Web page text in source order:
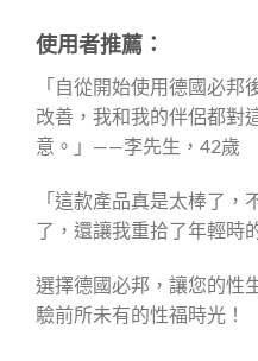
使用者推薦：
「自從開始使用德國必邦
改善，我和我的伴侶都對
意。」——李先生，42歲
「這款產品真是太棒了，
了，還讓我重拾了年輕
選擇德國必邦，讓您的性
驗前所未有的性福時光！